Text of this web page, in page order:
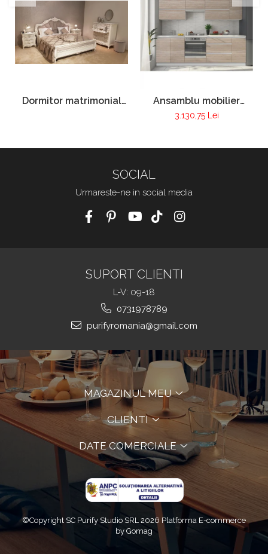
Dormitor matrimonial
Ansamblu mobilier
bucatarie LINE
3.130,75 Lei
SOCIAL
Urmareste-ne in social media
SUPORT CLIENTI
L-V: 09-18
0731978789
purifyromania@gmail.com
MAGAZINUL MEU
CLIENTI
DATE COMERCIALE
©Copyright SC Purify Studio SRL 2026 Platforma E-commerce
by Gomag